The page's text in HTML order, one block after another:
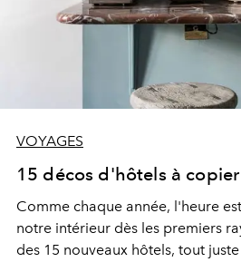
VOYAGES
15 décos d'hôtels à
Comme chaque année, l'heure
notre intérieur dès les premiers
des 15 nouveaux hôtels, tout